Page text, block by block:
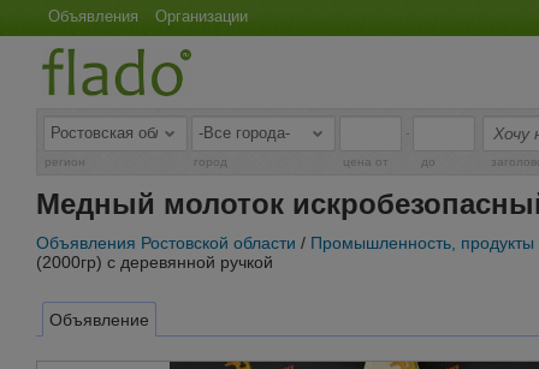
Объявления Организации
-
регион город цена от до
Медный молоток
Объявления Ростовской области / Промышленность, продукты
(2000гр) с деревянной ручкой
Объявление